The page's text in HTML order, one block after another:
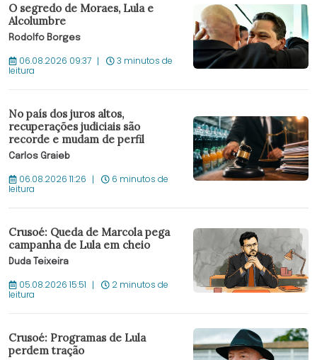
O segredo de Moraes, Lula e
Alcolumbre
Rodolfo Borges
06.08.2026 09:37 3 minutos de
leitura
No país dos juros altos,
recuperações judiciais são
recorde e mudam de perfil
Carlos Graieb
06.08.2026 11:26 6 minutos de
leitura
Crusoé: Queda de Marcola pega
campanha de Lula em cheio
Duda Teixeira
05.08.2026 15:51 2 minutos de
leitura
Crusoé: Programas de Lula
perdem tração